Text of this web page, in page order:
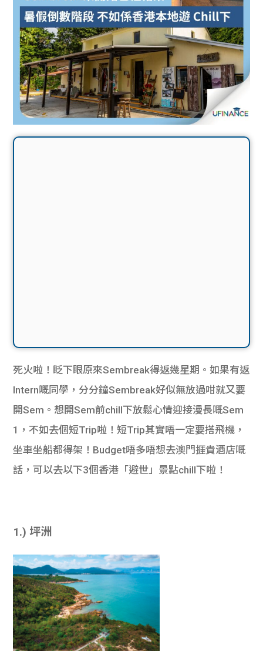
死火啦！眨下眼原來Sembreak得返幾星期。如果有返
Intern嘅同學，分分鐘Sembreak好似無放過咁就又要
開Sem。想開Sem前chill下放鬆心情迎接漫長嘅Sem
1，不如去個短Trip啦！短Trip其實唔一定要搭飛機，
坐車坐船都得架！Budget唔多唔想去澳門捱貴酒店嘅
話，可以去以下3個香港「避世」景點chill下啦！
1.) 坪洲